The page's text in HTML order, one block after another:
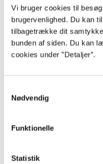
Vi bruger cookies til
brugervenlighed. Du kan
tilbagetrække dit
bunden af siden. Du kan
cookies under ”Detaljer”.
Nødvendig
Funktionelle
Statistik
...
Gå til serien